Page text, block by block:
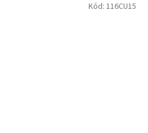
Kód: 116CU15